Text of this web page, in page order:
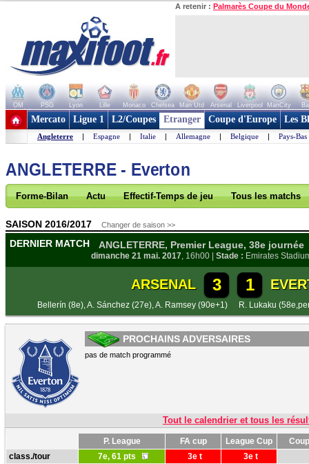
A retenir : Palmarès Coupe du
OM PSG Lyon Lille Monaco Chelsea Man Utd Arsenal Liverpool ManCity
+ de clubs
Mercato Ligue 1 L2/Coupes Etranger Coupe d'Europe Les
Angleterre | Espagne | Italie | Allemagne | Belgique | Pays-Bas
ANGLETERRE - Everton
Forme-Bilan Actu Effectif-Temps de jeu Tous les matchs
SAISON 2016/2017 Changer de saison >>
DERNIER MATCH ANGLETERRE, Premier League, 38e journée
dimanche 21 mai. 2017, 16h00 | Stade : Emirates
ARSENAL 3 1
Bellerín (8e),A. Sánchez (27e),A. Ramsey (90e+1) R. Lukaku
PROCHAINS ADVERSAIRES
pas de match programmé
Tout le calendrier et tous les
P. League FA cup League Cup
class./tour
7e, 61 pts 3e t
3e t